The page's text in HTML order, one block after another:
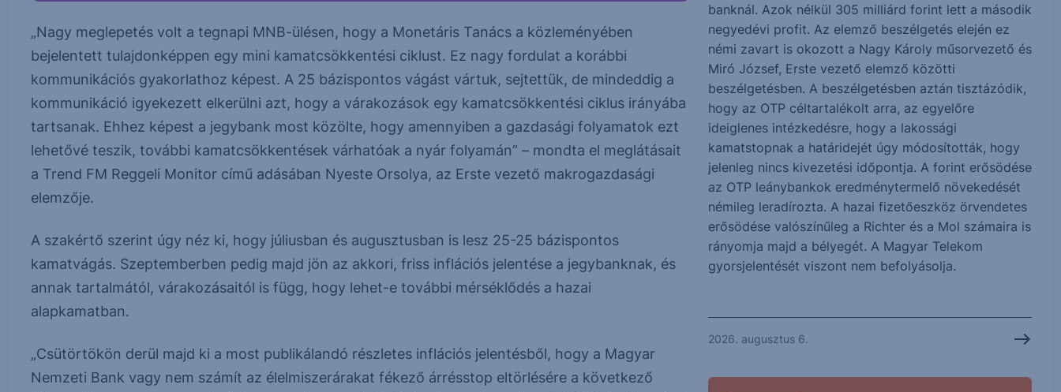
„Nagy meglepetés volt a tegnapi MNB-ülésen, hogy a Monetáris Tanács a közleményében
bejelentett tulajdonképpen egy mini kamatcsökkentési ciklust. Ez nagy fordulat a korábbi
kommunikációs gyakorlathoz képest. A 25 bázispontos vágást vártuk, sejtettük, de mindeddig a
kommunikáció igyekezett elkerülni azt, hogy a várakozások egy kamatcsökkentési ciklus irányába
tartsanak. Ehhez képest a jegybank most közölte, hogy amennyiben a gazdasági folyamatok ezt
lehetővé teszik, további kamatcsökkentések várhatóak a nyár folyamán” – mondta el meglátásait
a Trend FM Reggeli Monitor című adásában Nyeste Orsolya, az Erste vezető makrogazdasági
elemzője.
A szakértő szerint úgy néz ki, hogy júliusban és augusztusban is lesz 25-25 bázispontos
kamatvágás. Szeptemberben pedig majd jön az akkori, friss inflációs jelentése a jegybanknak, és
annak tartalmától, várakozásaitól is függ, hogy lehet-e további mérséklődés a hazai
alapkamatban.
„Csütörtökön derül majd ki a most publikálandó részletes inflációs jelentésből, hogy a Magyar
Nemzeti Bank vagy nem számít az élelmiszerárakat fékező árrésstop eltörlésére a következő
banknál. Azok nélkül 305 milliárd forint lett a második
negyedévi profit. Az elemző beszélgetés elején ez
némi zavart is okozott a Nagy Károly műsorvezető és
Miró József, Erste vezető elemző közötti
beszélgetésben. A beszélgetésben aztán tisztázódik,
hogy az OTP céltartalékolt arra, az egyelőre
ideiglenes intézkedésre, hogy a lakossági
kamatstopnak a határidejét úgy módosították, hogy
jelenleg nincs kivezetési időpontja. A forint erősödése
az OTP leánybankok eredménytermelő növekedését
némileg leradírozta. A hazai fizetőeszköz örvendetes
erősödése valószínűleg a Richter és a Mol számaira is
rányomja majd a bélyegét. A Magyar Telekom
gyorsjelentését viszont nem befolyásolja.
2026. augusztus 6.